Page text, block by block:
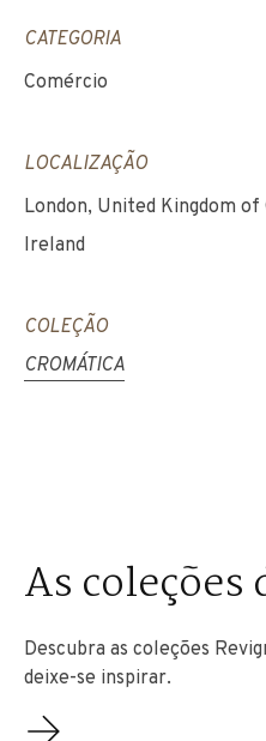
CATEGORIA
Comércio
LOCALIZAÇÃO
London, United Kingdom
Ireland
COLEÇÃO
CROMÁTICA
As coleções
Descubra as coleções
deixe-se inspirar.